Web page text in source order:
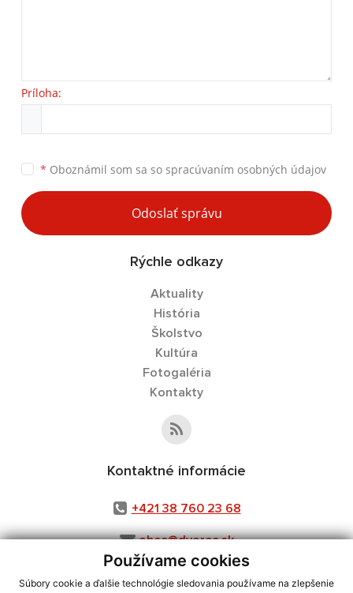
Používame cookies
Súbory cookie a ďalšie technológie sledovania používame na zlepšenie
Príloha:
* Oboznámil som sa so spracúvaním osobných údajov
Odoslať správu
Rýchle odkazy
Aktuality
História
Školstvo
Kultúra
Fotogaléria
Kontakty
Kontaktné informácie
+421 38 760 23 68
obec@dvorec.sk